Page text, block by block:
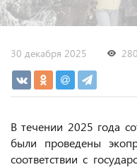
30 декабря 2025 280
В течении 2025 года
были проведены
соответствии с